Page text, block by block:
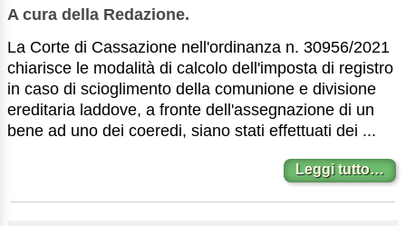
A cura della Redazione.
La Corte di Cassazione nell'ordinanza n. 30956/2021
chiarisce le modalità di calcolo dell'imposta di registro
in caso di scioglimento della comunione e divisione
ereditaria laddove, a fronte dell'assegnazione di un
bene ad uno dei coeredi, siano stati effettuati dei ...
Leggi tutto…